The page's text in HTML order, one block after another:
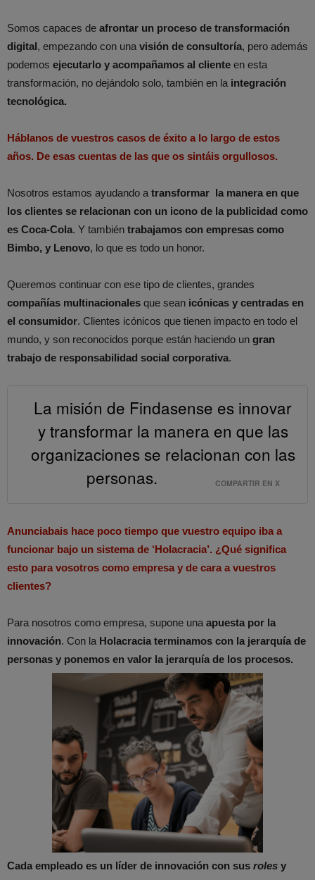
Somos capaces de afrontar un proceso de transformación
digital, empezando con una visión de consultoría, pero además
podemos ejecutarlo y acompañamos al cliente en esta
transformación, no dejándolo solo, también en la integración
tecnológica.
Háblanos de vuestros casos de éxito a lo largo de estos
años. De esas cuentas de las que os sintáis orgullosos.
Nosotros estamos ayudando a transformar la manera en que
los clientes se relacionan con un icono de la publicidad como
es Coca-Cola. Y también trabajamos con empresas como
Bimbo, y Lenovo, lo que es todo un honor.
Queremos continuar con ese tipo de clientes, grandes
compañías multinacionales que sean icónicas y centradas en
el consumidor. Clientes icónicos que tienen impacto en todo el
mundo, y son reconocidos porque están haciendo un gran
trabajo de responsabilidad social corporativa.
La misión de Findasense es innovar
y transformar la manera en que las
organizaciones se relacionan con las
personas.
COMPARTIR EN X
Anunciabais hace poco tiempo que vuestro equipo iba a
funcionar bajo un sistema de ‘Holacracia’. ¿Qué significa
esto para vosotros como empresa y de cara a vuestros
clientes?
Para nosotros como empresa, supone una apuesta por la
innovación. Con la Holacracia terminamos con la jerarquía de
personas y ponemos en valor la jerarquía de los procesos.
Cada empleado es un líder de innovación con sus roles y